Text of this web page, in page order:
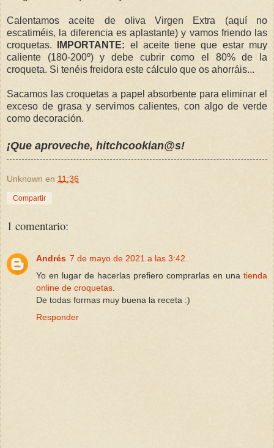
Calentamos aceite de oliva Virgen Extra (aquí no
escatiméis, la diferencia es aplastante) y vamos friendo las
croquetas. IMPORTANTE: el aceite tiene que estar muy
caliente (180-200º) y debe cubrir como el 80% de la
croqueta. Si tenéis freidora este cálculo que os ahorráis...
Sacamos las croquetas a papel absorbente para eliminar el
exceso de grasa y servimos calientes, con algo de verde
como decoración.
¡Que aproveche, hitchcookian@s!
Unknown en 11:36
Compartir
1 comentario:
Andrés 7 de mayo de 2021 a las 3:42
Yo en lugar de hacerlas prefiero comprarlas en una tienda
online de croquetas
De todas formas muy buena la receta :)
Responder